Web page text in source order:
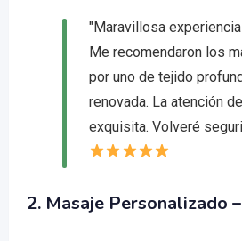
"Maravillosa
Me recomendaron los
por uno de tejido
renovada. La atención
exquisita. Volveré
2. Masaje Personalizado